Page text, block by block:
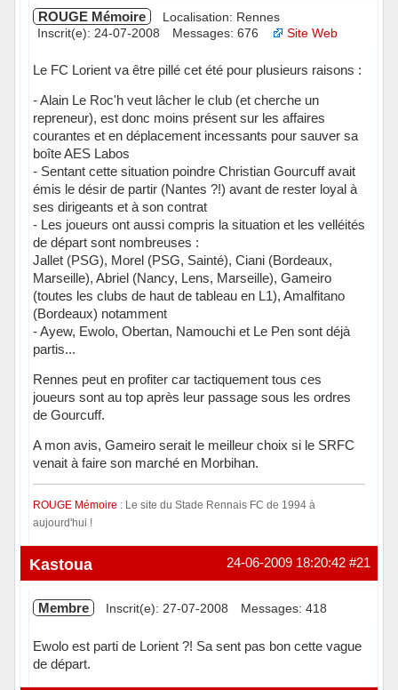
ROUGE Mémoire
Localisation: Rennes
Inscrit(e): 24-07-2008
Messages: 676 Site Web
Le FC Lorient va être pillé cet été pour plusieurs raisons :
- Alain Le Roc'h veut lâcher le club (et cherche un
repreneur), est donc moins présent sur les affaires
courantes et en déplacement incessants pour sauver sa
boîte AES Labos
- Sentant cette situation poindre Christian Gourcuff avait
émis le désir de partir (Nantes ?!) avant de rester loyal à
ses dirigeants et à son contrat
- Les joueurs ont aussi compris la situation et les velléités
de départ sont nombreuses :
Jallet (PSG), Morel (PSG, Sainté), Ciani (Bordeaux,
Marseille), Abriel (Nancy, Lens, Marseille), Gameiro
(toutes les clubs de haut de tableau en L1), Amalfitano
(Bordeaux) notamment
- Ayew, Ewolo, Obertan, Namouchi et Le Pen sont déjà
partis...
Rennes peut en profiter car tactiquement tous ces
joueurs sont au top après leur passage sous les ordres
de Gourcuff.
A mon avis, Gameiro serait le meilleur choix si le SRFC
venait à faire son marché en Morbihan.
ROUGE Mémoire : Le site du Stade Rennais FC de 1994 à
aujourd'hui !
Hors ligne #21
24-06-2009 18:20:42
Kastoua
Membre Inscrit(e): 27-07-2008 Messages: 418
Ewolo est parti de Lorient ?! Sa sent pas bon cette vague
de départ.